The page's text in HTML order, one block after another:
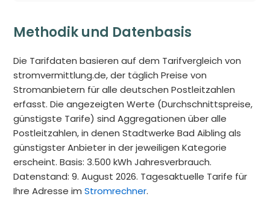
Methodik und Datenbasis
Die Tarifdaten basieren auf dem Tarifvergleich von
stromvermittlung.de, der täglich Preise von
Stromanbietern für alle deutschen Postleitzahlen
erfasst. Die angezeigten Werte (Durchschnittspreise,
günstigste Tarife) sind Aggregationen über alle
Postleitzahlen, in denen Stadtwerke Bad Aibling als
günstigster Anbieter in der jeweiligen Kategorie
erscheint. Basis: 3.500 kWh Jahresverbrauch.
Datenstand: 9. August 2026. Tagesaktuelle Tarife für
Ihre Adresse imStromrechner.